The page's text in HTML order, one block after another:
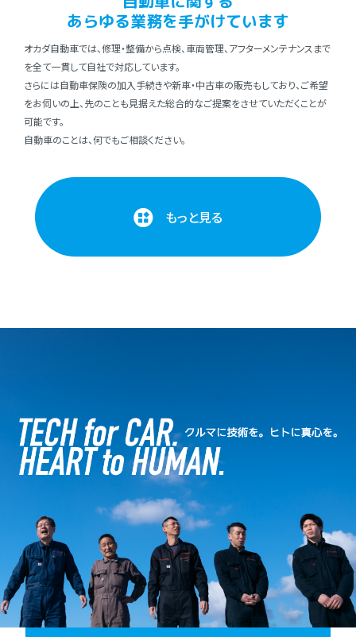
あらゆる業務を⼿がけています
オカダ⾃動⾞では、修理・整備から点検、⾞両管理、アフターメンテナンスまで
を全て⼀貫して⾃社で対応しています。
さらには⾃動⾞保険の加⼊⼿続きや新⾞・中古⾞の販売もしており、ご希望
をお伺いの上、先のことも⾒据えた総合的なご提案をさせていただくことが
可能です。
⾃動⾞のことは、何でもご相談ください。
もっと見る